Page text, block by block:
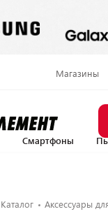
Магазины
Смартфоны
Каталог Аксессуары